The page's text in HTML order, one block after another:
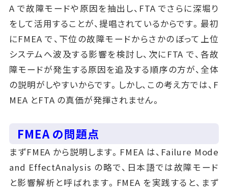
A で故障モードや原因を抽出し、FTA でさらに深堀り
をして活用することが、提唱されているからです。最初
にFMEA で、下位の故障モードからさかのぼって上位
システムへ波及する影響を検討し、次にFTA で、各故
障モードが発生する原因を追及する順序の方が、全体
の説明がしやすいからです。しかし、この考え方では、F
MEA とFTA の真価が発揮されません。
FMEA の問題点
まずFMEA から説明します。FMEA は、Failure Mode
and EffectAnalysis の略で、日本語では故障モード
と影響解析と呼ばれます。FMEA を実践すると、まず